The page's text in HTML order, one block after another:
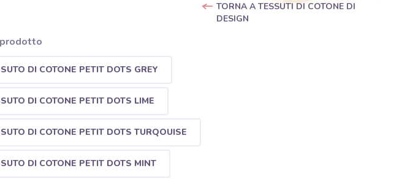
TORNA A TESSUTI DI COTONE DI
DESIGN
DI COTONE PETIT DOTS GREY
DI COTONE PETIT DOTS LIME
DI COTONE PETIT DOTS TURQOUISE
DI COTONE PETIT DOTS MINT